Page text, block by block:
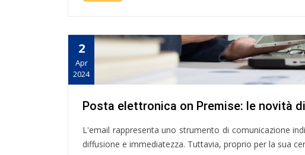
2
Apr
2024
Posta elettronica on Premise: le novità
L'email rappresenta uno strumento di comunicazione
diffusione e immediatezza. Tuttavia, proprio per la sua